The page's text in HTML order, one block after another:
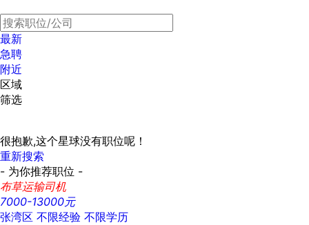
最新
急聘
附近
区域
筛选
很抱歉,这个星球没有职位呢！
重新搜索
- 为你推荐职位 -
布草运输司机
7000-13000元
张湾区 不限经验 不限学历